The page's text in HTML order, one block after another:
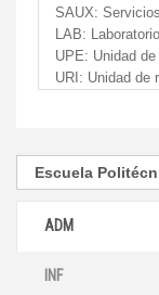
SAUX:
LAB:
UPE: Unidad
URI: Unidad de
ADM
INF